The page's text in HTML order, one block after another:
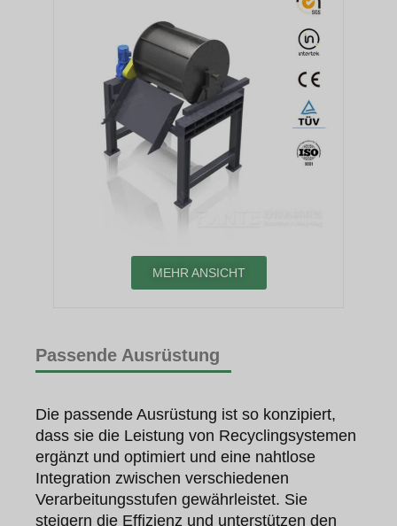
MEHR ANSICHT
Passende Ausrüstung
Die passende Ausrüstung ist so konzipiert,
dass sie die Leistung von Recyclingsystemen
ergänzt und optimiert und eine nahtlose
Integration zwischen verschiedenen
Verarbeitungsstufen gewährleistet. Sie
steigern die Effizienz und unterstützen den